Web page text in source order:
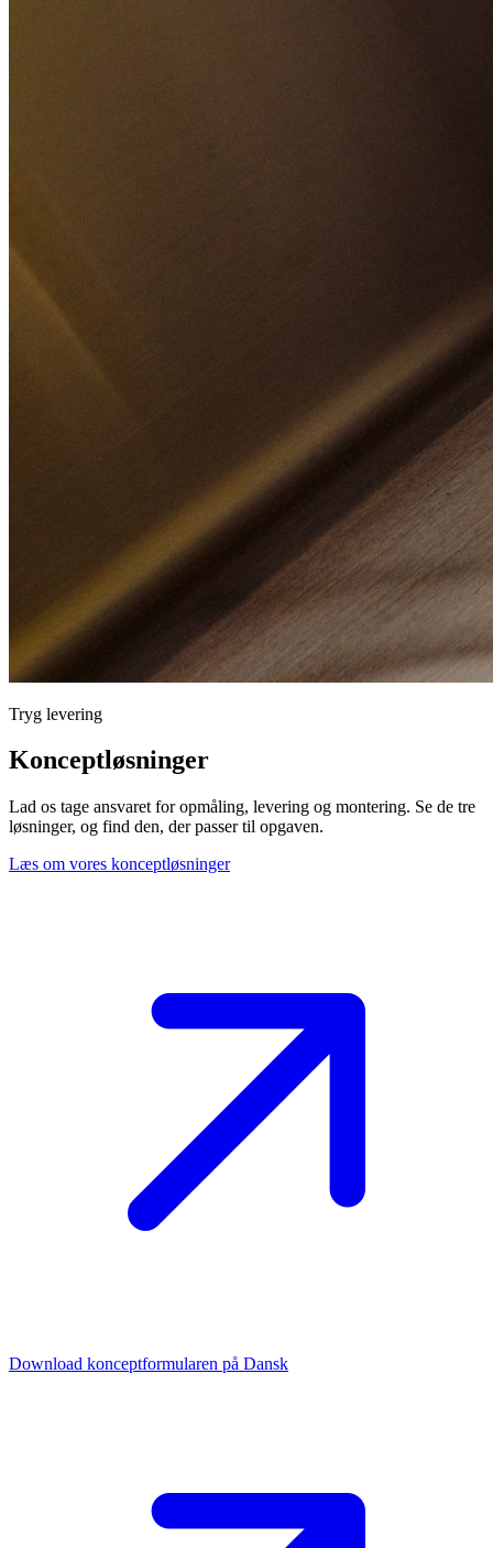
Tryg levering
Konceptløsninger
Lad os tage ansvaret for opmåling, levering og montering. Se de tre
løsninger, og find den, der passer til opgaven.
Læs om vores konceptløsninger
Download konceptformularen på Dansk